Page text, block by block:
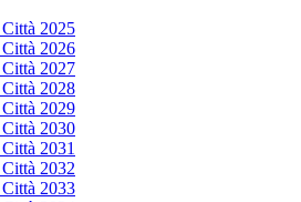
2025
2026
2027
2028
2029
2030
2031
2032
2033